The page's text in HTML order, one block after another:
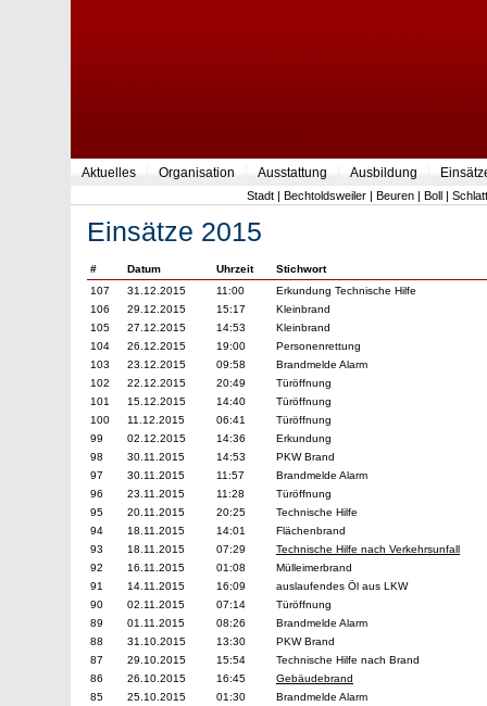
Aktuelles Organisation Ausstattung Ausbildung
Stadt | Bechtoldsweiler | Beuren | Boll | Schlatt
Einsätze 2015
# Datum Uhrzeit
Stichwort
107
31.12.2015 11:00
Erkundung Technische Hilfe
106
29.12.2015 15:17
Kleinbrand
105
27.12.2015 14:53
Kleinbrand
104
26.12.2015 19:00
Personenrettung
103
23.12.2015 09:58
Brandmelde Alarm
102
22.12.2015 20:49
Türöffnung
101
15.12.2015 14:40
Türöffnung
100
11.12.2015 06:41
Türöffnung
99
02.12.2015 14:36
Erkundung
98
30.11.2015 14:53
PKW Brand
97
30.11.2015 11:57
Brandmelde Alarm
96
23.11.2015 11:28
Türöffnung
95
20.11.2015 20:25
Technische Hilfe
94
18.11.2015 14:01
Flächenbrand
93
18.11.2015 07:29
Technische Hilfe nach Verkehrsunfall
92
16.11.2015 01:08
Mülleimerbrand
91
14.11.2015 16:09
auslaufendes Öl aus LKW
90
02.11.2015 07:14
Türöffnung
89
01.11.2015 08:26
Brandmelde Alarm
88
31.10.2015 13:30
PKW Brand
87
29.10.2015 15:54
Technische Hilfe nach Brand
86
26.10.2015 16:45
Gebäudebrand
85
25.10.2015 01:30
Brandmelde Alarm